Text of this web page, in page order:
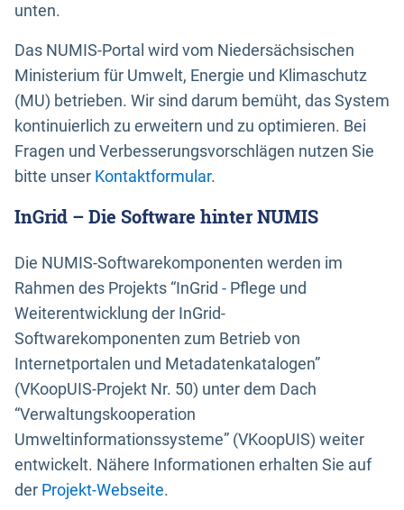
unten.
Das NUMIS-Portal wird vom Niedersächsischen
Ministerium für Umwelt, Energie und Klimaschutz
(MU) betrieben. Wir sind darum bemüht, das System
kontinuierlich zu erweitern und zu optimieren. Bei
Fragen und Verbesserungsvorschlägen nutzen Sie
bitte unser Kontaktformular.
InGrid – Die Software hinter NUMIS
Die NUMIS-Softwarekomponenten werden im
Rahmen des Projekts “InGrid - Pflege und
Weiterentwicklung der InGrid-
Softwarekomponenten zum Betrieb von
Internetportalen und Metadatenkatalogen”
(VKoopUIS-Projekt Nr. 50) unter dem Dach
“Verwaltungskooperation
Umweltinformationssysteme” (VKoopUIS) weiter
entwickelt. Nähere Informationen erhalten Sie auf
der Projekt-Webseite.